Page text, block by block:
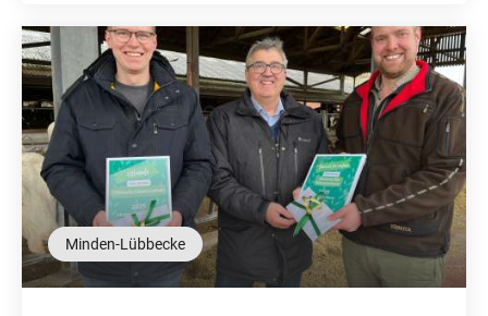
Minden-Lübbecke